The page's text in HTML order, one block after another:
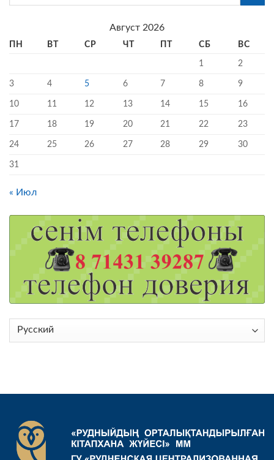
Август 2026
ПН ВТ СР ЧТ ПТ СБ ВС
1 2
3 4 5 6 7 8 9
10 11 12 13 14 15 16
17 18 19 20 21 22 23
24 25 26 27 28 29 30
31
« Июл
Выбрать